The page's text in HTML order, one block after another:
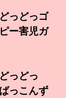
っどっゴ
ー害児ガ
っどっ
っこんず